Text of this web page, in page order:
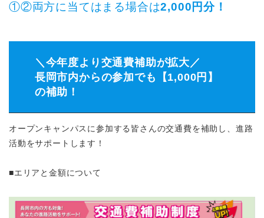
①②両方に当てはまる場合は2,000円分！
＼今年度より交通費補助が拡大／
長岡市内からの参加でも【1,000円】
の補助！
オープンキャンパスに参加する皆さんの交通費を補助し、進路
活動をサポートします！
■エリアと金額について